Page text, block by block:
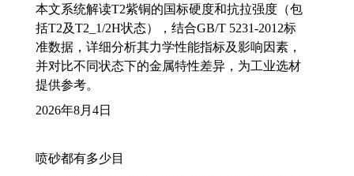
本文系统解读T2紫铜的国标硬度和抗拉强度（包
括T2及T2_1/2H状态），结合GB/T 5231-2012标
准数据，详细分析其力学性能指标及影响因素，
并对比不同状态下的金属特性差异，为工业选材
提供参考。
2026年8月4日
喷砂都有多少目